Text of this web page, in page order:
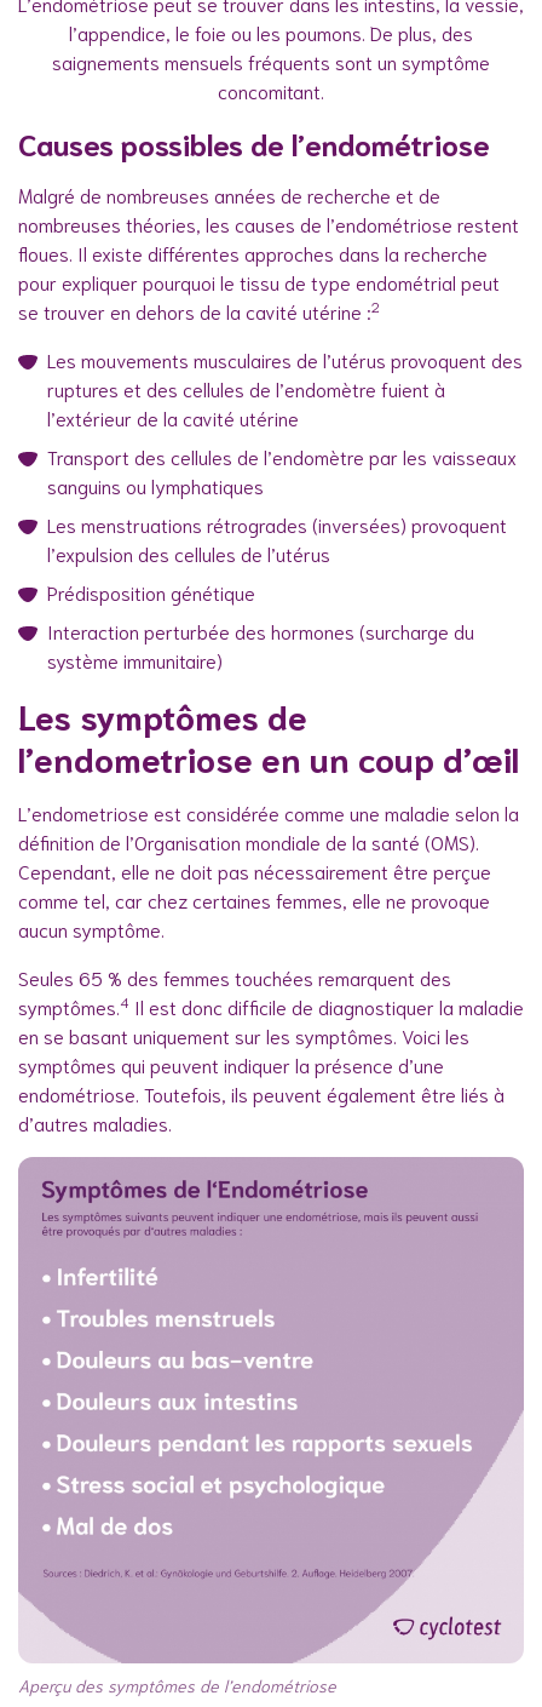
l’appendice, le foie ou les poumons. De plus, des
saignements mensuels fréquents sont un symptôme
concomitant.
Causes possibles de l’endométriose
Malgré de nombreuses années de recherche et de
nombreuses théories, les causes de l’endométriose restent
floues. Il existe différentes approches dans la recherche
pour expliquer pourquoi le tissu de type endométrial peut
se trouver en dehors de la cavité utérine :2
Les mouvements musculaires de l’utérus provoquent des
ruptures et des cellules de l’endomètre fuient à
l’extérieur de la cavité utérine
Transport des cellules de l’endomètre par les vaisseaux
sanguins ou lymphatiques
Les menstruations rétrogrades (inversées) provoquent
l’expulsion des cellules de l’utérus
Prédisposition génétique
Interaction perturbée des hormones (surcharge du
système immunitaire)
Les symptômes de
l’endometriose en un coup d’œil
L’endometriose est considérée comme une maladie selon la
définition de l’Organisation mondiale de la santé (OMS).
Cependant, elle ne doit pas nécessairement être perçue
comme tel, car chez certaines femmes, elle ne provoque
aucun symptôme.
Seules 65 % des femmes touchées remarquent des
symptômes. 4 Il est donc difficile de diagnostiquer la maladie
en se basant uniquement sur les symptômes. Voici les
symptômes qui peuvent indiquer la présence d’une
endométriose. Toutefois, ils peuvent également être liés à
d’autres maladies.
Aperçu des symptômes de l’endométriose